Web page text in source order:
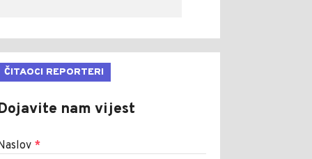
ČITAOCI REPORTERI
nam vijest
*